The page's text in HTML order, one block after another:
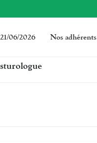
06/2026 Nos adhérents